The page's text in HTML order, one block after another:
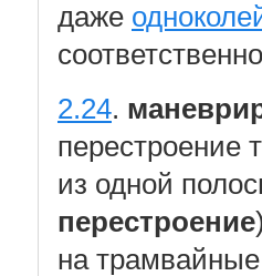
даже
2.24.
перестроение
из одной
перестроение
на трамвайные